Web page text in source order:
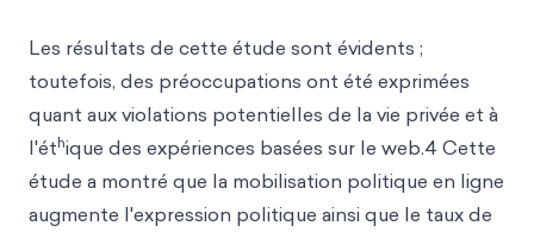
Les résultats de cette étude sont évidents ;
toutefois, des préoccupations ont été exprimées
quant aux violations potentielles de la vie privée et à
l'éthique des expériences basées sur le web.4 Cette
étude a montré que la mobilisation politique en ligne
augmente l'expression politique ainsi que le taux de